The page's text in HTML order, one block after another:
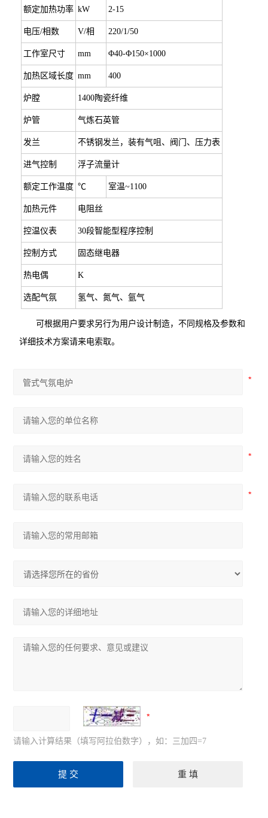
额定加热功率 kW 2-15
电压/相数 V/相 220/1/50
工作室尺寸 mm Φ40-Φ150×1000
加热区域长度 mm 400
炉膛 1400陶瓷纤维
炉管 气炼石英管
发兰 不锈钢发兰，装有气咀、阀门、压力表
进气控制 浮子流量计
额定工作温度 ℃ 室温~1100
加热元件 电阻丝
控温仪表 30段智能型程序控制
控制方式 固态继电器
热电偶 K
选配气氛 氢气、氮气、氩气
可根据用户要求另行为用户设计制造，不同规格及参数和
详细技术方案请来电索取。
请输入计算结果（填写阿拉伯数字），如：三加四=7